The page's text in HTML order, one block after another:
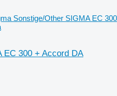
Sonstige/Other SIGMA EC 300
EC 300 + Accord DA